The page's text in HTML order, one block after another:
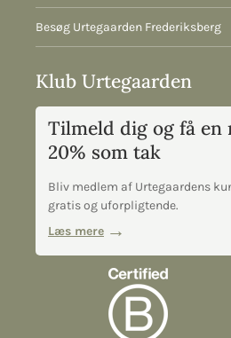
Besøg Urtegaarden Frederiksberg
Klub Urtegaarden
Tilmeld dig og få en
20% som tak
Bliv medlem af Urtegaardens
gratis og uforpligtende.
Læs mere